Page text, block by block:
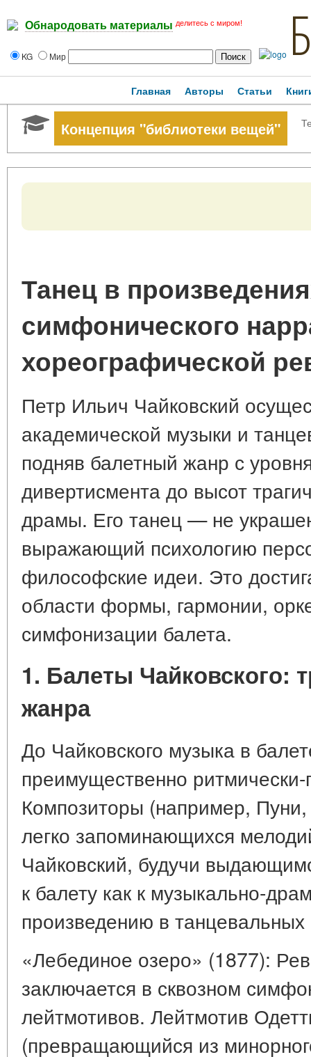
Обнародовать материалы делитесь с миром!
KG Мир
Главная Авторы Статьи
Концепция "библиотеки вещей"
Танец в
симфонического
хореографической
Петр Ильич Чайковский
академической музыки и
подняв балетный жанр с
дивертисмента до высот
драмы. Его танец — не
выражающий психологию
философские идеи. Это
области формы, гармонии,
симфонизации балета.
1. Балеты Чайковского:
жанра
До Чайковского музыка в
преимущественно
Композиторы (например,
легко запоминающихся
Чайковский, будучи
к балету как к музыкально-
произведению в
«Лебединое озеро» (1877):
заключается в сквозном
лейтмотивов. Лейтмотив
(превращающийся из